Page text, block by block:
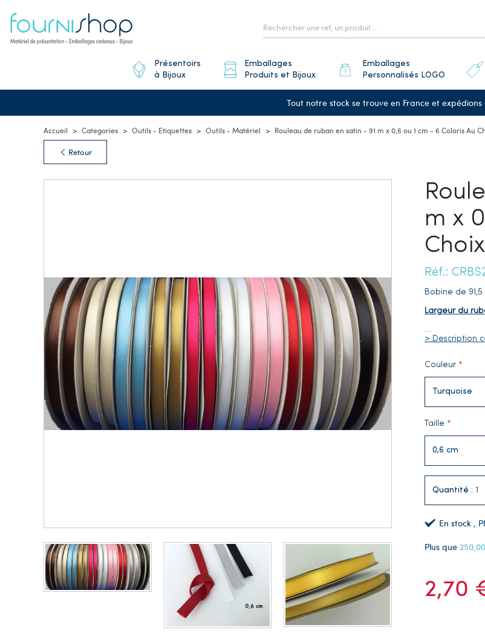
Présentoirs
à Bijoux
Emballages
Produits et Bijoux
Emballages
Personnalisés LOGO
Tout notre stock se trouve en France et expédions
Accueil Categories Outils - Etiquettes Outils - Matériel Rouleau de ruban en satin - 91 m x 0,6 ou 1 cm - 6 Coloris Au
Retour
m x
Choix
Réf.:
Bobine de
Largeur du
…
> Description
Couleur
Taille
Quantité :
En stock ,
Plus que
2,70